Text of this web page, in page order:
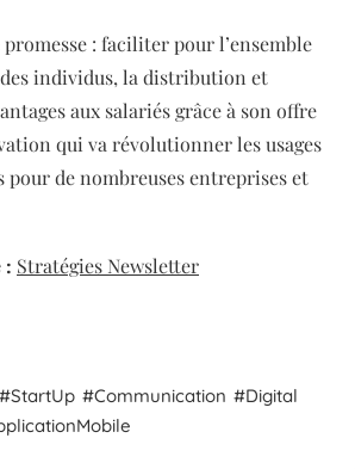
: faciliter pour l’ensemble
individus, la distribution et
aux salariés grâce à son offre
qui va révolutionner les usages
de nombreuses entreprises et
: Stratégies Newsletter
StartUp Communication
Digital
Mobile